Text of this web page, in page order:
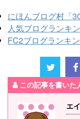
にほんブログ村「
人気ブログランキ
FC2ブログランキ
この記事を書いた
エ